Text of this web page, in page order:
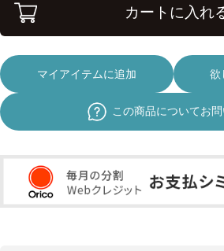
カートに入れ
マイアイテムに追加 欲
この商品についてお